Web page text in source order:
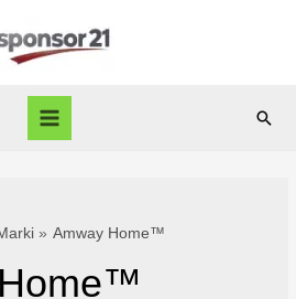
Main
Amway Home™